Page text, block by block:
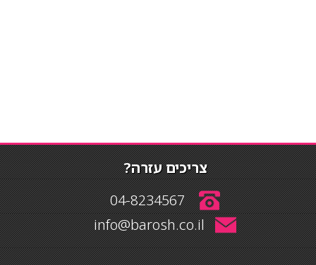
צריכים עזרה?
04-8234567
info@barosh.co.il